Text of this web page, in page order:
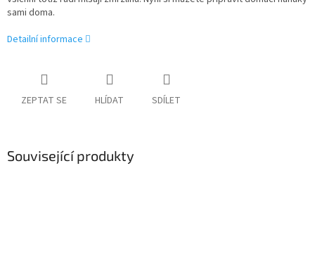
sami doma.
Detailní informace
ZEPTAT SE HLÍDAT SDÍLET
Související produkty